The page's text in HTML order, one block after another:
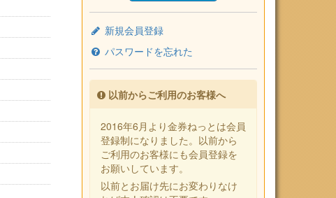
新規会員登録
パスワードを忘れた
以前からご利用のお客様へ
2016年6月より金券ねっとは会員
登録制になりました。以前から
ご利用のお客様にも会員登録を
お願いしています。
以前とお届け先にお変わりなけ